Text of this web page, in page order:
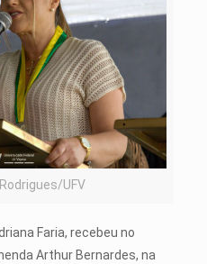
UFV
Faria, recebeu no
Arthur Bernardes, na